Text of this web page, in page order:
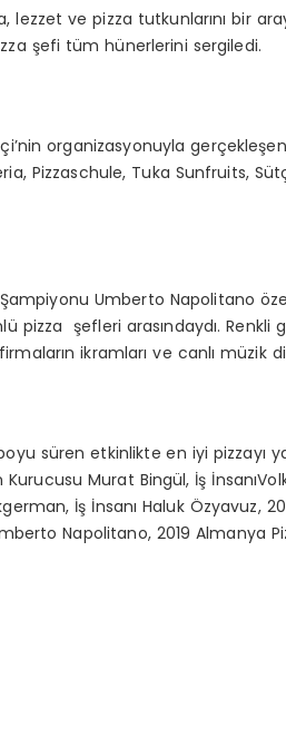
lezzet ve pizza tutkunlarını bir
şefi tüm hünerlerini sergiledi.
organizasyonuyla
Pizzaschule, Tuka Sunfruits,
Umberto Napolitano
pizza şefleri arasındaydı.
ikramları ve canlı müzik
süren etkinlikte en iyi pizzayı
Kurucusu Murat Bingül, İş
İş İnsanı Haluk Özyavuz,
Napolitano, 2019 Almanya